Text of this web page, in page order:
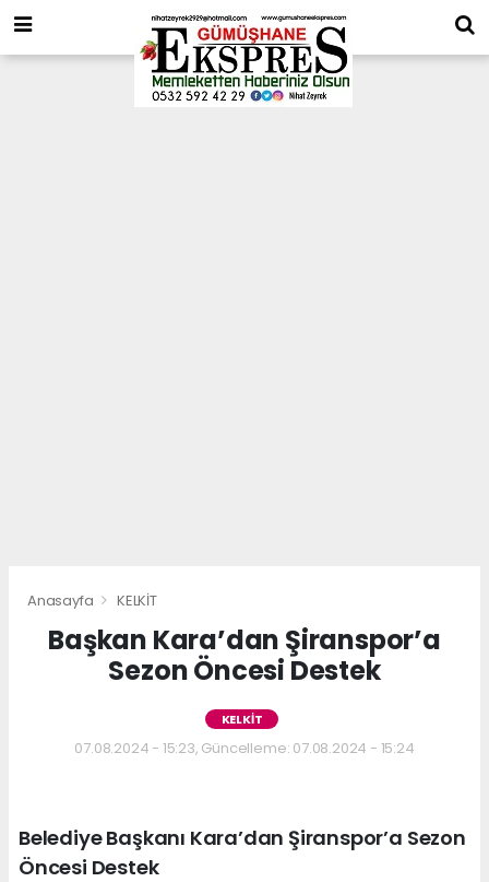
Anasayfa KELKİT
Başkan Kara’dan Şiranspor’a
Sezon Öncesi Destek
KELKİT
07.08.2024 - 15:23, Güncelleme: 07.08.2024 - 15:24
Belediye Başkanı Kara’dan Şiranspor’a Sezon
Öncesi Destek